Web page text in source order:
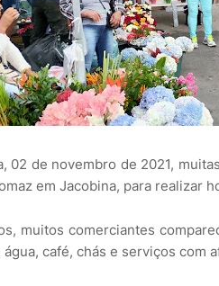
02 de novembro de 2021,
em Jacobina, para realizar
muitos comerciantes
café, chás e serviços com